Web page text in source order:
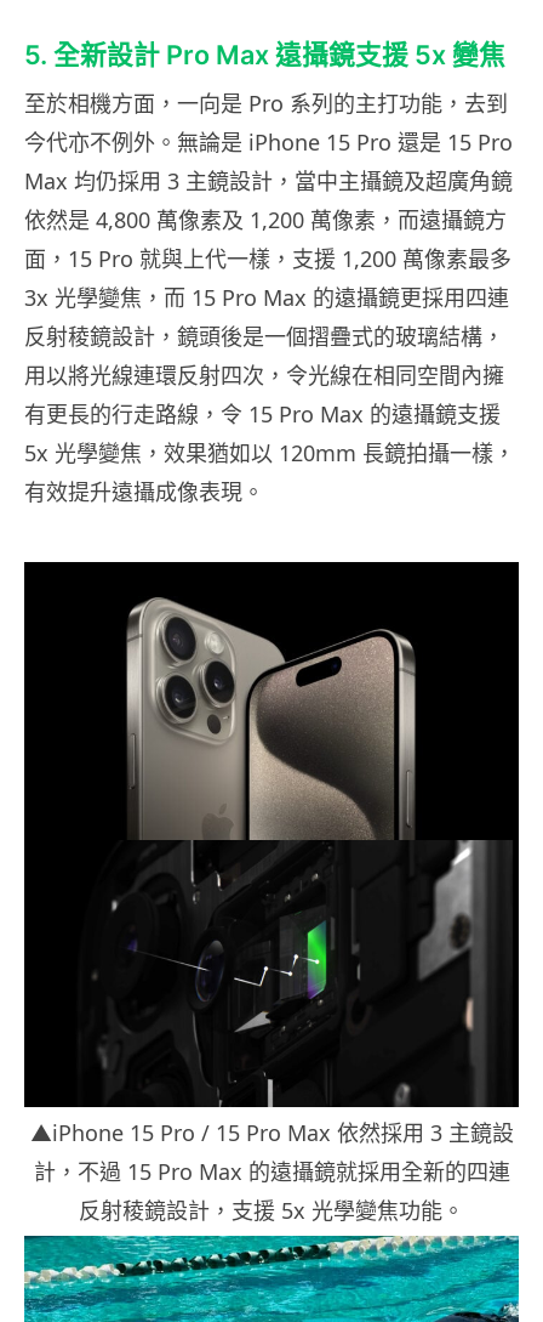
5. 全新設計 Pro Max 遠攝鏡支援 5x 變焦
至於相機方面，一向是 Pro 系列的主打功能，去到
今代亦不例外。無論是 iPhone 15 Pro 還是 15 Pro
Max 均仍採用 3 主鏡設計，當中主攝鏡及超廣角鏡
依然是 4,800 萬像素及 1,200 萬像素，而遠攝鏡方
面，15 Pro 就與上代一樣，支援 1,200 萬像素最多
3x 光學變焦，而 15 Pro Max 的遠攝鏡更採用四連
反射稜鏡設計，鏡頭後是一個摺疊式的玻璃結構，
用以將光線連環反射四次，令光線在相同空間內擁
有更長的行走路線，令 15 Pro Max 的遠攝鏡支援
5x 光學變焦，效果猶如以 120mm 長鏡拍攝一樣，
有效提升遠攝成像表現。
▲iPhone 15 Pro / 15 Pro Max 依然採用 3 主鏡設
計，不過 15 Pro Max 的遠攝鏡就採用全新的四連
反射稜鏡設計，支援 5x 光學變焦功能。